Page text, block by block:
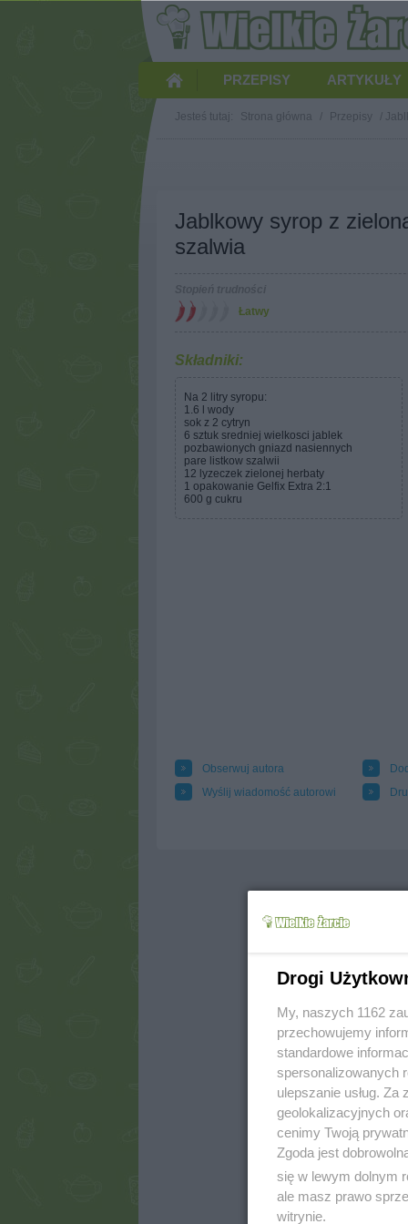
PRZEPISY ARTYKUŁY
Jesteś tutaj: Strona główna / Przepisy /
Jablkowy syrop z
szalwia
Łatwy
Składniki:
Na 2 litry syropu:
1.6 l wody
sok z 2 cytryn
6 sztuk sredniej wielkosci jablek
pozbawionych gniazd nasiennych
pare listkow szalwii
12 lyzeczek zielonej herbaty
1 opakowanie Gelfix Extra 2:1
600 g cukru
Obserwuj autora
Wyślij wiadomość autorowi
Drogi
My, naszych 1162
przechowujemy
standardowe
spersonalizowanych
ulepszanie usług.
geolokalizacyjnych
cenimy Twoją
Zgoda jest
się w lewym dolnym
ale masz prawo
witrynie.